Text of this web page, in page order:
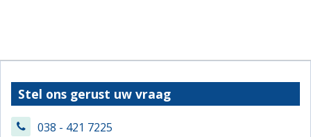
Stel ons gerust uw vraag
038 - 421 7225